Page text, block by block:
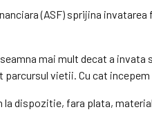
(ASF) sprijina
mai mult decat a
vietii. Cu cat
la dispozitie, fara plata,